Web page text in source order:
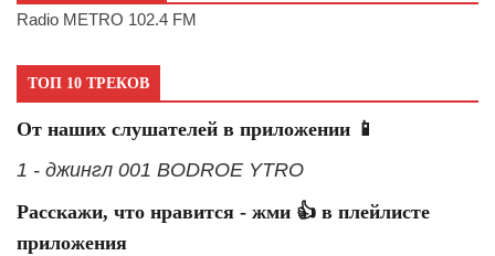
Radio METRO 102.4 FM
ТОП 10 ТРЕКОВ
От наших слушателей в приложении 📱
1 - джингл 001 BODROE YTRO
Расскажи, что нравится - жми 👍 в плейлисте
приложения